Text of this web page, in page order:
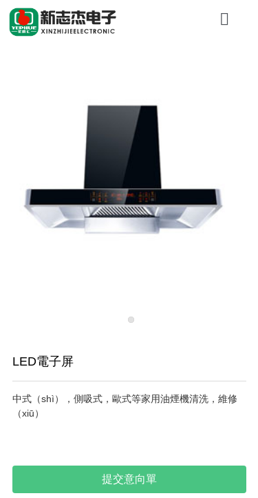
LED電子屏
中式（shì），側吸式，歐式等家用油煙機清洗，維修
（xiū）
提交意向單